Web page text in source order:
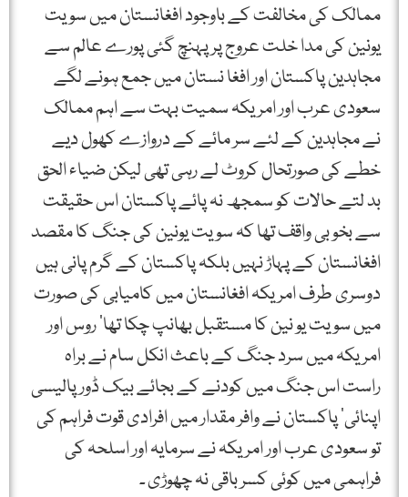
ممالک کی مخالفت کے باوجود افغانستان میں سویت
یونین کی مدا خلت عروج پرپہنچ گئی پورے عالم سے
مجاہدین پاکستان اور افغا نستان میں جمع ہونے لگے
سعودی عرب اور امریکہ سمیت بہت سے اہم ممالک
نے مجاہدین کے لئے سر مائے کے دروازے کھول دیے
خطے کی صورتحال کروٹ لے رہی تھی لیکن ضیاء الحق
بد لتے حالات کو سمجھ نہ پائے پاکستان اس حقیقت
سے بخو بی واقف تھا کہ سویت یونین کی جنگ کا مقصد
افغانستان کے پہاڑ نہیں بلکہ پاکستان کے گرم پانی ہیں
دوسری طرف امریکہ افغانستان میں کامیابی کی صورت
میں سویت یو نین کا مستقبل بھانپ چکا تھا‘ روس اور
امریکہ میں سرد جنگ کے باعث انکل سام نے براہ
راست اس جنگ میں کودنے کے بجائے بیک ڈور پالیسی
اپنائی‘ پاکستان نے وافر مقدار میں افرادی قوت فراہم کی
تو سعودی عرب اور امریکہ نے سرمایہ اور اسلحہ کی
فراہمی میں کوئی کسر باقی نہ چھوڑی ۔